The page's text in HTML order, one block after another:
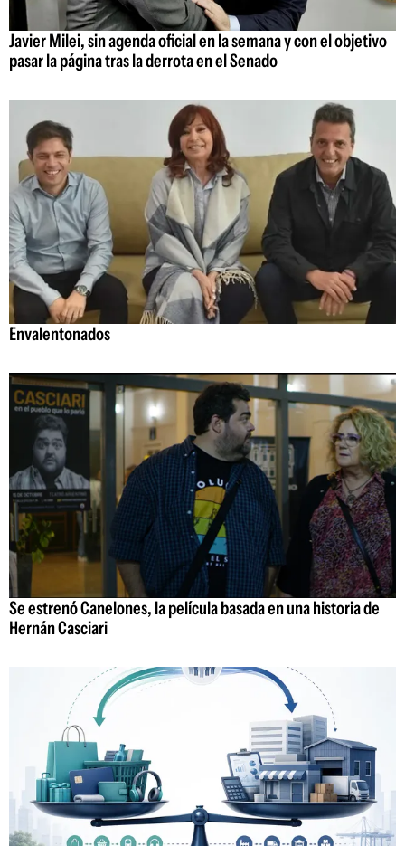
Javier Milei, sin agenda oficial en la semana y con el objetivo
pasar la página tras la derrota en el Senado
Envalentonados
Se estrenó Canelones, la película basada en una historia de
Hernán Casciari